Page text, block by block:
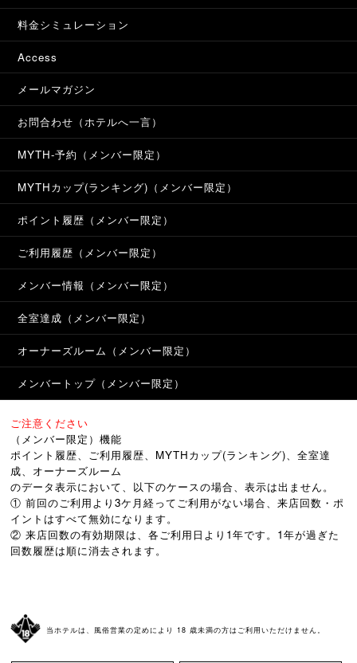
料金シミュレーション
Access
メールマガジン
お問合わせ（ホテルへ一言）
MYTH-予約（メンバー限定）
MYTHカップ(ランキング)（メンバー限定）
ポイント履歴（メンバー限定）
ご利用履歴（メンバー限定）
メンバー情報（メンバー限定）
全室達成（メンバー限定）
オーナーズルーム（メンバー限定）
メンバートップ（メンバー限定）
ご注意ください
（メンバー限定）機能
ポイント履歴、ご利用履歴、MYTHカップ(ランキング)、全室達
成、オーナーズルーム
のデータ表示において、以下のケースの場合、表示は出ません。
① 前回のご利用より3ケ月経ってご利用がない場合、来店回数・ポ
イントはすべて無効になります。
② 来店回数の有効期限は、各ご利用日より1年です。1年が過ぎた
回数履歴は順に消去されます。
当ホテルは、風俗営業の定めにより 18 歳未満の方はご利用いただけません。